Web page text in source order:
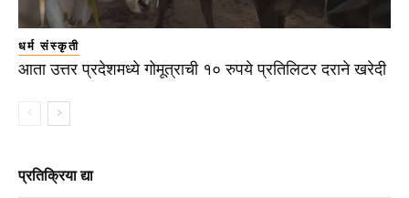
धर्म संस्कृती
आता उत्तर प्रदेशमध्ये गोमूत्राची १० रुपये प्रतिलिटर दराने खरेदी
प्रतिक्रिया द्या